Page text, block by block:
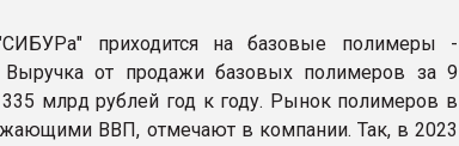
приходится на базовые полимеры -
Выручка от продажи базовых полимеров за 9
млрд рублей год к году. Рынок полимеров в
ВВП, отмечают в компании. Так, в 2023